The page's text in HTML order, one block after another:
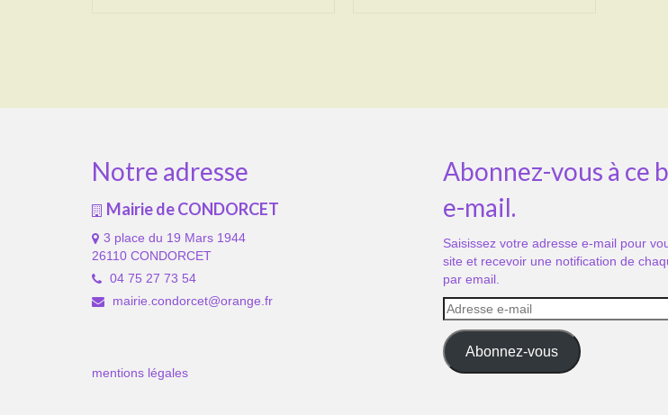
Notre adresse
Mairie de CONDORCET
3 place du 19 Mars 1944
26110 CONDORCET
04 75 27 73 54
mairie.condorcet@orange.fr
mentions légales
Abonnez-vous à ce
e-mail.
Saisissez votre adresse e-mail pour
site et recevoir une notification de
par email.
Adresse
e-
mail
Abonnez-vous